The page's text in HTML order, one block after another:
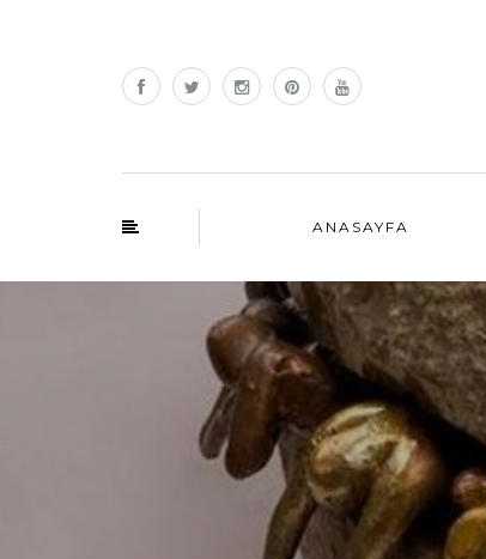
ANASAYFA